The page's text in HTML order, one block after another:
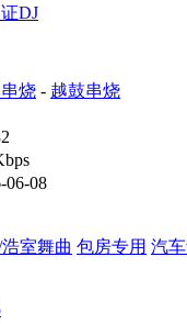
烧 - 越鼓串烧
06-08
浩室舞曲 包房专用 汽